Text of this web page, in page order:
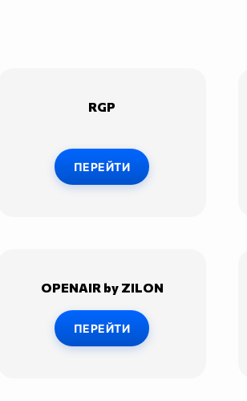
RGP
ПЕРЕЙТИ
OPENAIR by ZILON
ПЕРЕЙТИ